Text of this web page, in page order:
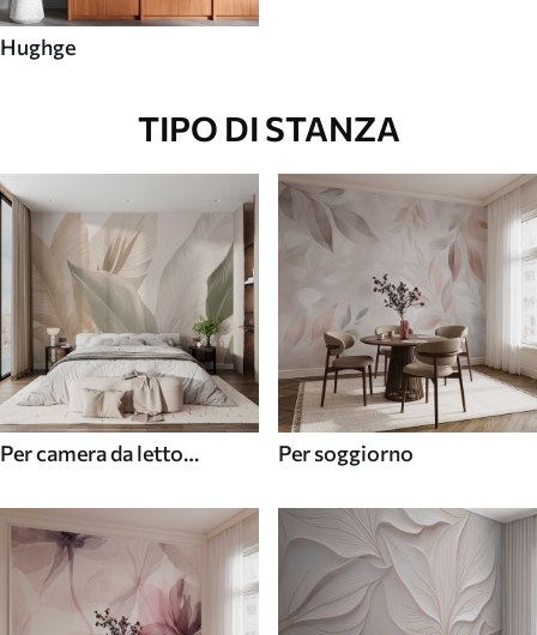
Hughge
TIPO DI STANZA
Per camera da letto
Per soggiorno